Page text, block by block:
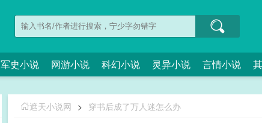
军史小说 网游小说 科幻小说 灵异小说 言情小说
遮天小说网 > 穿书后成了万人迷怎么办